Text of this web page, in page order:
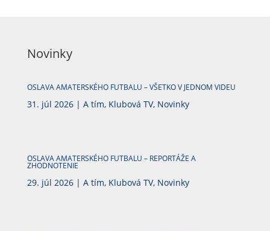
Novinky
OSLAVA AMATERSKÉHO FUTBALU – VŠETKO V JEDNOM VIDEU
31. júl 2026| A tím, Klubová TV, Novinky
OSLAVA AMATERSKÉHO FUTBALU – REPORTÁŽE A
ZHODNOTENIE
29. júl 2026| A tím, Klubová TV, Novinky